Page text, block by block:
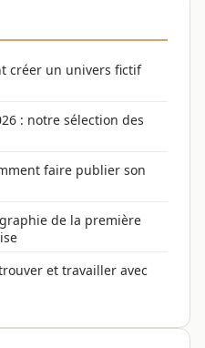
créer un univers fictif
: notre sélection des
faire publier son
de la première
et travailler avec